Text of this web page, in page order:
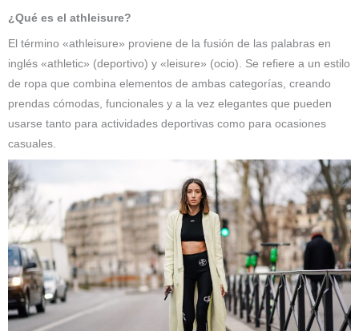
¿Qué es el athleisure?
El término «athleisure» proviene de la fusión de las palabras en
inglés «athletic» (deportivo) y «leisure» (ocio). Se refiere a un estilo
de ropa que combina elementos de ambas categorías, creando
prendas cómodas, funcionales y a la vez elegantes que pueden
usarse tanto para actividades deportivas como para ocasiones
casuales.